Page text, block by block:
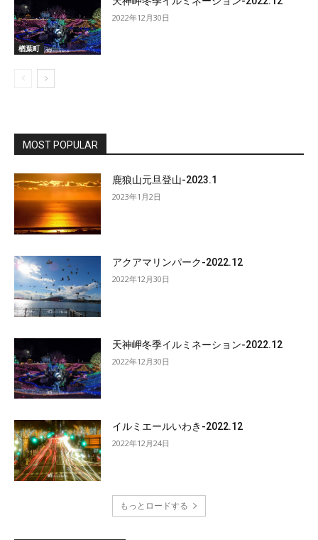
楢葉町
2022年12月30日
MOST POPULAR
鹿狼山元旦登山-2023.1
2023年1月2日
アクアマリンパーク-2022.12
2022年12月30日
天神岬冬季イルミネーション-2022.12
2022年12月30日
イルミエールいわき-2022.12
2022年12月24日
もっとロードする